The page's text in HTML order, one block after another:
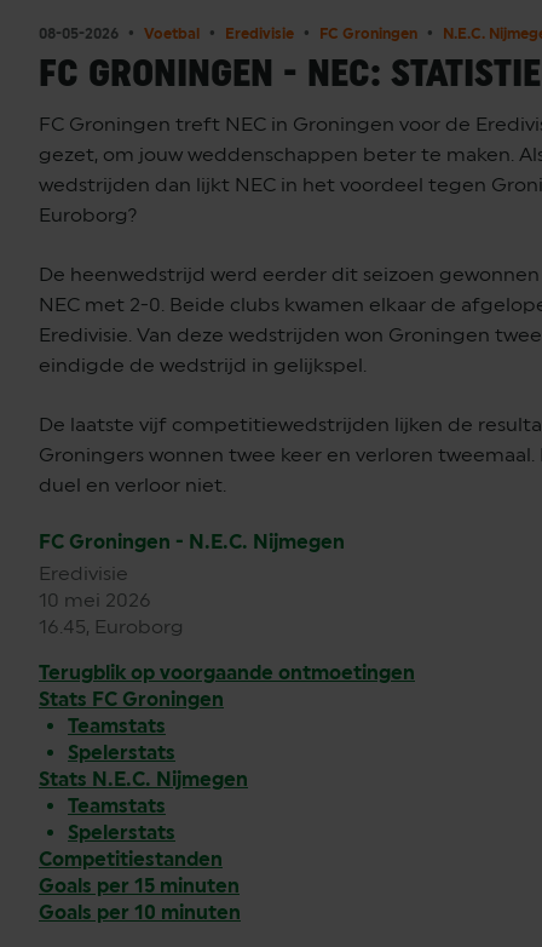
08-05-2026 Voetbal Eredivisie FC Groningen N.E.C.
FC GRONINGEN - NEC:
FC Groningen treft NEC in Groningen voor de
gezet, om jouw weddenschappen beter te maken.
wedstrijden dan lijkt NEC in het voordeel tegen
Euroborg?
De heenwedstrijd werd eerder dit seizoen
NEC met 2-0. Beide clubs kwamen elkaar de
Eredivisie. Van deze wedstrijden won Groningen
eindigde de wedstrijd in gelijkspel.
De laatste vijf competitiewedstrijden lijken de
Groningers wonnen twee keer en verloren
duel en verloor niet.
FC Groningen - N.E.C. Nijmegen
Eredivisie
10 mei 2026
16.45, Euroborg
Terugblik op voorgaande ontmoetingen
Stats FC Groningen
Teamstats
Spelerstats
Stats N.E.C. Nijmegen
Teamstats
Spelerstats
Competitiestanden
Goals per 15 minuten
Goals per 10 minuten